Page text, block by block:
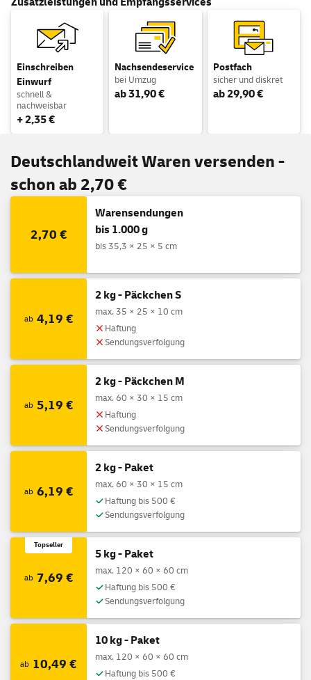
Einschreiben
Einwurf
schnell &
nachweisbar
+ 2,35 €
Nachsendeservice
bei Umzug
ab 31,90 €
Postfach
sicher und diskret
ab 29,90 €
Deutschlandweit Waren versenden -
schon ab 2,70 €
2,70 €
Warensendungen
bis 1.000 g
bis 35,3 × 25 × 5 cm
ab 4,19 €
2 kg - Päckchen S
max. 35 × 25 × 10 cm
Haftung
Sendungsverfolgung
ab 5,19 €
2 kg - Päckchen M
max. 60 × 30 × 15 cm
Haftung
Sendungsverfolgung
ab 6,19 €
2 kg - Paket
max. 60 × 30 × 15 cm
Haftung bis 500 €
Sendungsverfolgung
Topseller
ab 7,69 €
5 kg - Paket
max. 120 × 60 × 60 cm
Haftung bis 500 €
Sendungsverfolgung
ab 10,49 €
10 kg - Paket
max. 120 × 60 × 60 cm
Haftung bis 500 €